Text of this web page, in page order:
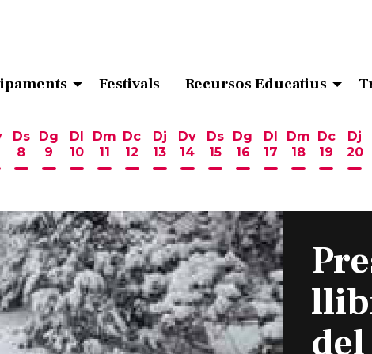
Festivals Recursos Educatius
d'agost
6 d'agost7 d'agost
Ds
8
Dissabte 8 d'agost
Dg
9
Diumenge 9 d'agost
Dl
10
Dilluns 10 d'agost
Dm
11
Dimarts 11 d'agost
Dc
12
Dimecres 12 d'agost
Dj
13
Dijous 13 d'agost
Dv
14
Divendres 14 d'agost
Ds
15
Dissabte 15 d'agost
Dg
16
Diumenge 16
Dl
17
Dilluns 17
Dm
18
Dimarts 18
Dc
19
Dj
20